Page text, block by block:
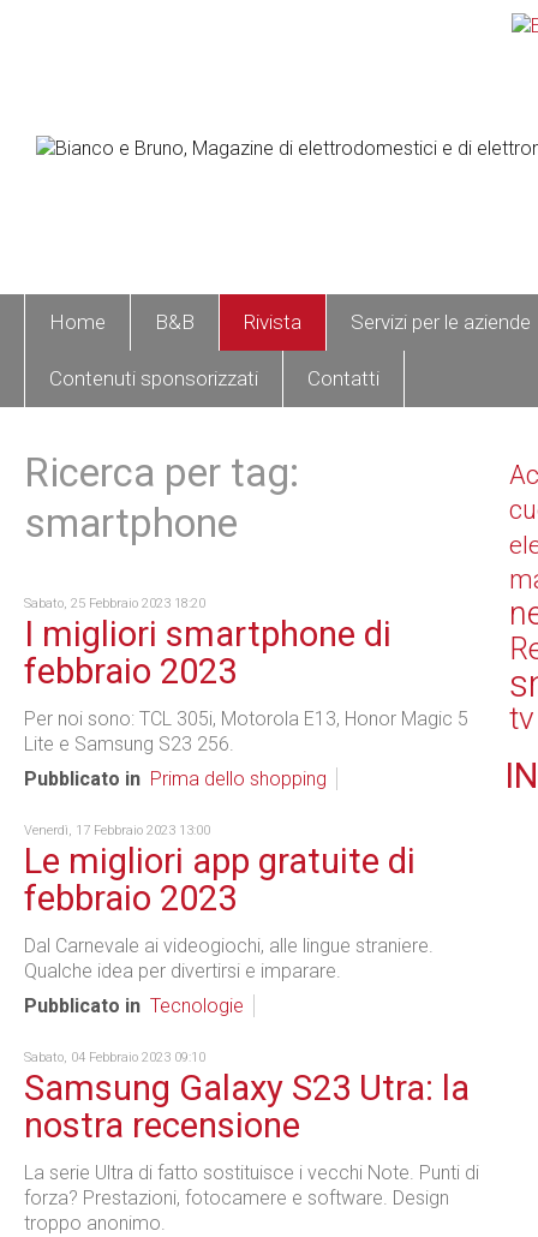
Home B&B Rivista Servizi per le aziende
Contenuti sponsorizzati Contatti
Ricerca per tag:
smartphone
Sabato, 25 Febbraio 2023 18:20
I migliori smartphone di
febbraio 2023
Per noi sono: TCL 305i, Motorola E13, Honor Magic 5
Lite e Samsung S23 256.
Pubblicato in Prima dello shopping
Venerdì, 17 Febbraio 2023 13:00
Le migliori app gratuite di
febbraio 2023
Dal Carnevale ai videogiochi, alle lingue straniere.
Qualche idea per divertirsi e imparare.
Pubblicato in Tecnologie
Sabato, 04 Febbraio 2023 09:10
Samsung Galaxy S23 Utra: la
nostra recensione
La serie Ultra di fatto sostituisce i vecchi Note. Punti di
forza? Prestazioni, fotocamere e software. Design
troppo anonimo.
tv
IN